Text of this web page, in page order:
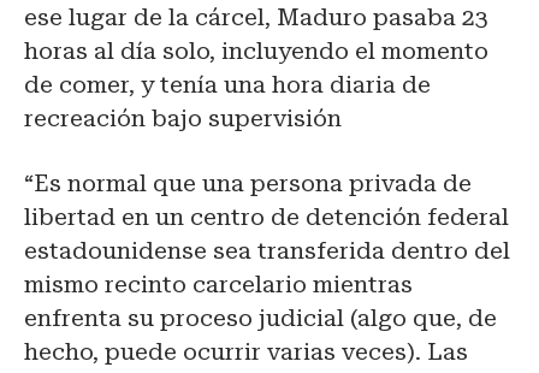
ese lugar de la cárcel, Maduro pasaba 23
horas al día solo, incluyendo el momento
de comer, y tenía una hora diaria de
recreación bajo supervisión
“Es normal que una persona privada de
libertad en un centro de detención federal
estadounidense sea transferida dentro del
mismo recinto carcelario mientras
enfrenta su proceso judicial (algo que, de
hecho, puede ocurrir varias veces). Las